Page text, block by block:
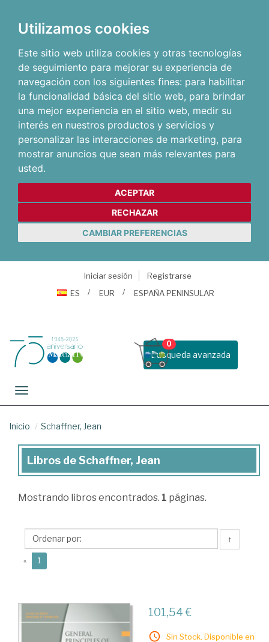
Utilizamos cookies
Este sitio web utiliza cookies y otras tecnologías
de seguimiento para mejorar su experiencia de
navegación con los siguientes fines: para habilitar
la funcionalidad básica del sitio web, para brindar
una mejor experiencia en el sitio web, medir su
interés en nuestros productos y servicios y
personalizar las interacciones de marketing, para
mostrar anuncios que sean más relevantes para
usted.
ACEPTAR
RECHAZAR
CAMBIAR PREFERENCIAS
Iniciar sesión
Registrarse
ES
EUR ESPAÑA PENINSULAR
Busqueda avanzada
0
Toggle navigation
Inicio Schaffner, Jean
Libros
Schaffner,
Libros de Schaffner, Jean
Mostrando libros encontrados. 1 páginas.
↑
« 1
101,54 €
Sin Stock. Disponible en